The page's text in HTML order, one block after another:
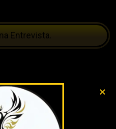
Entrevista.
como
2023